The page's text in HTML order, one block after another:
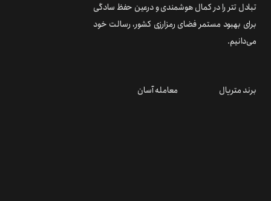
تبادل تتر را در کمال هوشمندی و درعین حفظ سادگی
برای بهبود مستمر فضای رمزارزی کشور، رسالت خود
می‌دانیم.
برند متریال معامله آسان